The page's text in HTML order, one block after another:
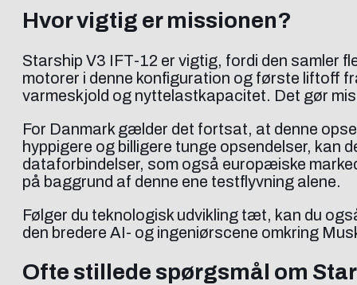
Hvor vigtig er missionen?
Starship V3 IFT-12 er vigtig, fordi den samler
motorer i denne konfiguration og første liftoff
varmeskjold og nyttelastkapacitet. Det gør
For Danmark gælder det fortsat, at denne
hyppigere og billigere tunge opsendelser,
dataforbindelser, som også europæiske
på baggrund af denne ene testflyvning alene.
Følger du teknologisk udvikling tæt, kan du
den bredere AI- og ingeniørscene omkring
Ofte stillede spørgsmål om